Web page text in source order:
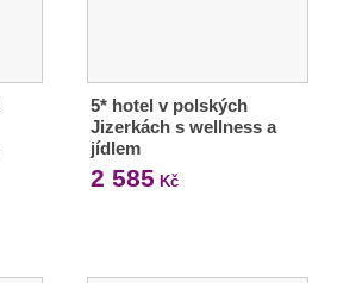
5* hotel v polských
Jizerkách s wellness a
jídlem
2 585 Kč